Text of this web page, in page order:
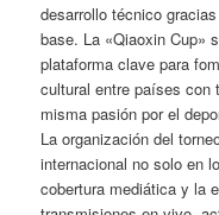
desarrollo técnico
base. La «Qiaoxin Cup»
plataforma clave para
cultural entre países con
misma pasión por el
La organización del
internacional no solo en
cobertura mediática y la